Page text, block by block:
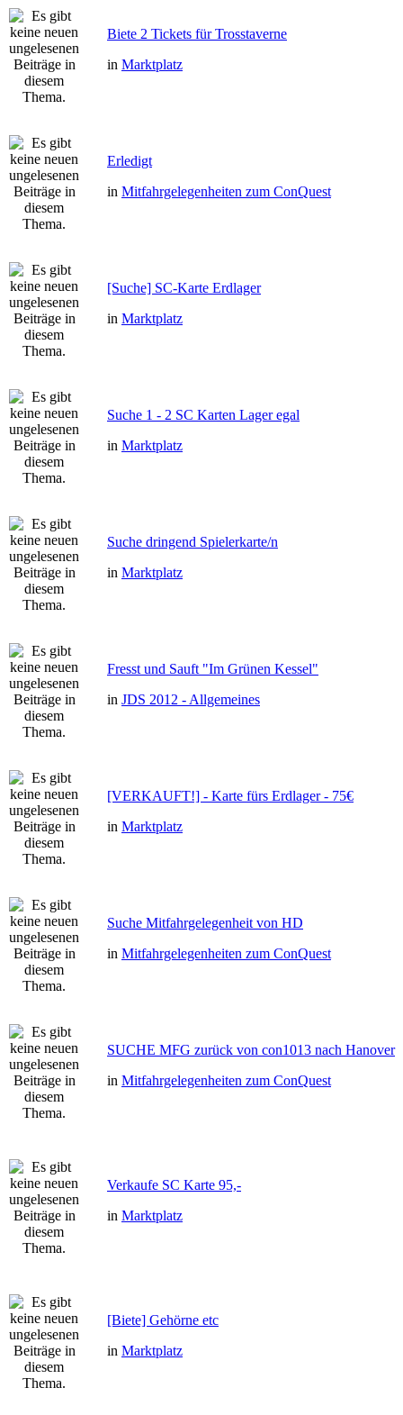
Biete 2 Tickets für Trosstaverne
in Marktplatz
Erledigt
in Mitfahrgelegenheiten zum ConQuest
[Suche] SC-Karte Erdlager
in Marktplatz
Suche 1 - 2 SC Karten Lager egal
in Marktplatz
Suche dringend Spielerkarte/n
in Marktplatz
Fresst und Sauft "Im Grünen Kessel"
in JDS 2012 - Allgemeines
[VERKAUFT!] - Karte fürs Erdlager - 75€
in Marktplatz
Suche Mitfahrgelegenheit von HD
in Mitfahrgelegenheiten zum ConQuest
SUCHE MFG zurück von con1013 nach Hanover
in Mitfahrgelegenheiten zum ConQuest
Verkaufe SC Karte 95,-
in Marktplatz
[Biete] Gehörne etc
in Marktplatz